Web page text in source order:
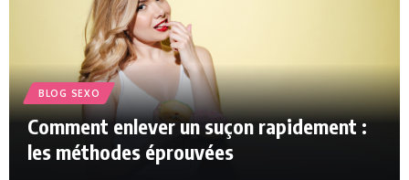
BLOG SEXO
Comment enlever un suçon rapidement :
les méthodes éprouvées